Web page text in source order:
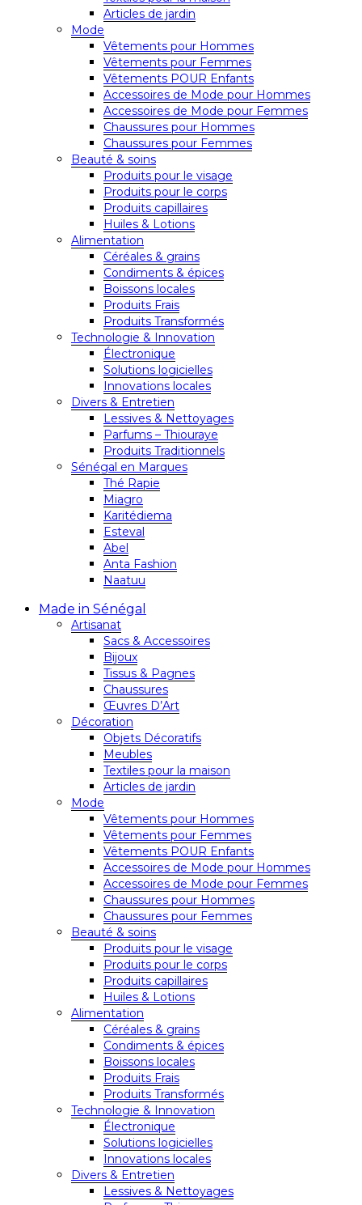
Articles de jardin
Mode
Vêtements pour Hommes
Vêtements pour Femmes
Vêtements POUR Enfants
Accessoires de Mode pour Hommes
Accessoires de Mode pour Femmes
Chaussures pour Hommes
Chaussures pour Femmes
Beauté & soins
Produits pour le visage
Produits pour le corps
Produits capillaires
Huiles & Lotions
Alimentation
Céréales & grains
Condiments & épices
Boissons locales
Produits Frais
Produits Transformés
Technologie & Innovation
Électronique
Solutions logicielles
Innovations locales
Divers & Entretien
Lessives & Nettoyages
Parfums – Thiouraye
Produits Traditionnels
Sénégal en Marques
Thé Rapie
Miagro
Karitédiema
Esteval
Abel
Anta Fashion
Naatuu
Made in Sénégal
Artisanat
Sacs & Accessoires
Bijoux
Tissus & Pagnes
Chaussures
Œuvres D’Art
Décoration
Objets Décoratifs
Meubles
Textiles pour la maison
Articles de jardin
Mode
Vêtements pour Hommes
Vêtements pour Femmes
Vêtements POUR Enfants
Accessoires de Mode pour Hommes
Accessoires de Mode pour Femmes
Chaussures pour Hommes
Chaussures pour Femmes
Beauté & soins
Produits pour le visage
Produits pour le corps
Produits capillaires
Huiles & Lotions
Alimentation
Céréales & grains
Condiments & épices
Boissons locales
Produits Frais
Produits Transformés
Technologie & Innovation
Électronique
Solutions logicielles
Innovations locales
Divers & Entretien
Lessives & Nettoyages